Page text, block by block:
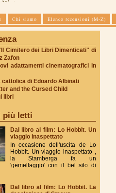
Chi siamo Elenco recensioni (M-Z)
Cimitero dei Libri Dimenticati" di
Zafon
adattamenti cinematografici in
cattolica di Edoardo Albinati
and the Cursed Child
libri
più letti
Dal libro al film: Lo Hobbit. Un
viaggio inaspettato
In occasione dell'uscita de Lo
Hobbit. Un viaggio inaspettato ,
la Stamberga fa un
'gemellaggio' con il bel sito di
Dal libro al film: Lo Hobbit. La